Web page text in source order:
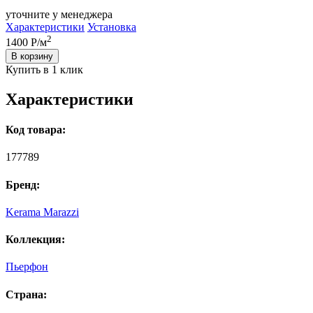
уточните у менеджера
Характеристики Установка
1400 Р/м2
В корзину
Купить в 1 клик
Характеристики
Код товара:
177789
Бренд:
Kerama Marazzi
Коллекция:
Пьерфон
Страна: